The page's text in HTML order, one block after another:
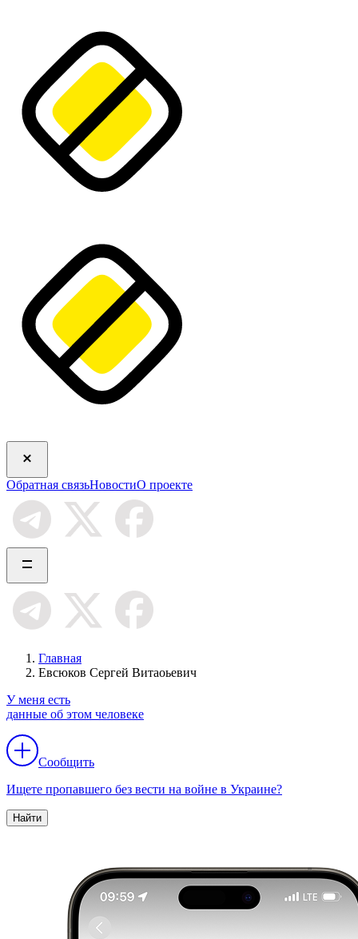
Обратная связьНовостиО проекте
Главная
Евсюков Сергей Витаоьевич
У меня есть
данные об этом человеке
Сообщить
Ищете пропавшего без вести на войне в Украине?
Найти